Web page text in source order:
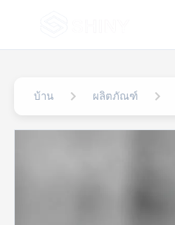
บ้าน ผลิตภัณฑ์